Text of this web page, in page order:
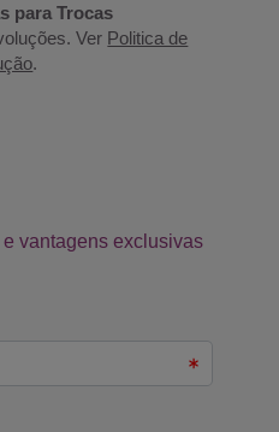
para Trocas
Ver Politica de
.